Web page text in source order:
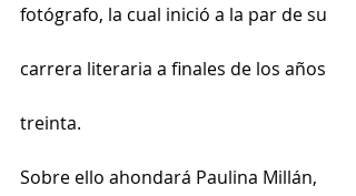
fotógrafo, la cual inició a la par de su
carrera literaria a finales de los años
treinta.
Sobre ello ahondará Paulina Millán,